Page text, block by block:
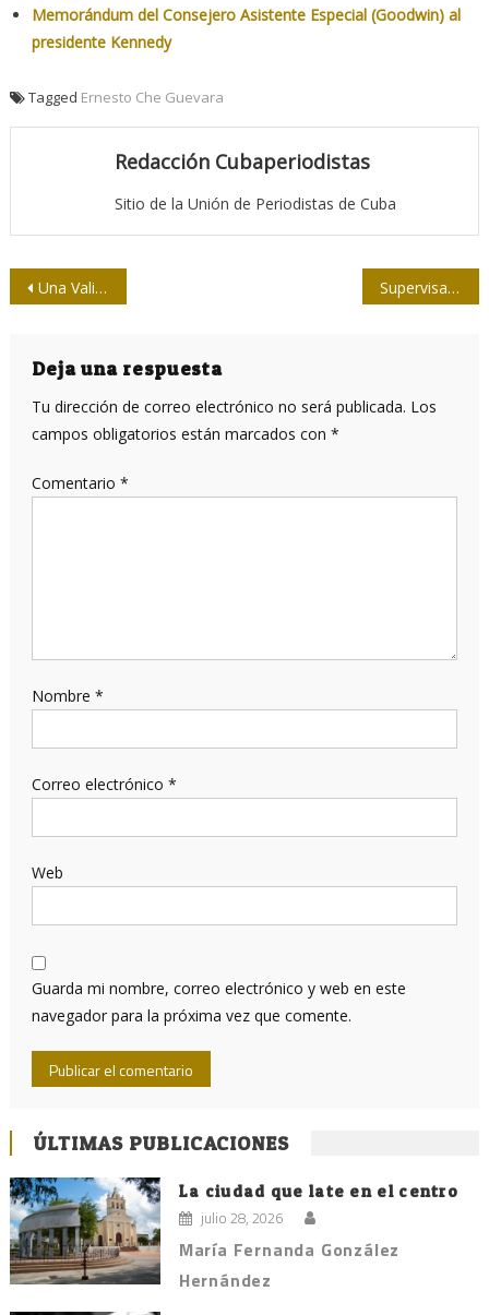
Memorándum del Consejero Asistente Especial (Goodwin) al
presidente Kennedy
Tagged Ernesto Che Guevara
Redacción Cubaperiodistas
Sitio de la Unión de Periodistas de Cuba
Navegación
entradas
Una Valija plena de amor y solidaridad Supervisa Raúl en Baracoa tareas de la recuperación tras huracán
Deja una respuesta
Tu dirección de correo electrónico no será publicada. Los
campos obligatorios están marcados con *
Comentario *
Nombre *
Correo electrónico *
Web
Guarda mi nombre, correo electrónico y web en este
navegador para la próxima vez que comente.
ÚLTIMAS PUBLICACIONES
La ciudad que late en el centro
julio 28, 2026
María Fernanda González
Hernández